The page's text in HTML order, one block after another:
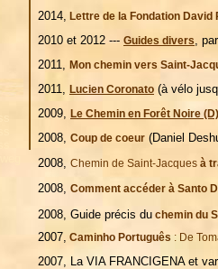
2014, Lettre de la Fondation
2010 et 2012 --- Guides divers,
2011, Mon chemin vers Saint-
2011, Lucien Coronato (à vélo
2009, Le Chemin en Forêt Noire (D)
2008, Coup de coeur (Daniel
2008, Chemin de Saint-Jacques à
2008, Comment accéder à Santo
2008, Guide précis du chemin du
2007, Caminho Português : De
2007, La VIA FRANCIGENA et